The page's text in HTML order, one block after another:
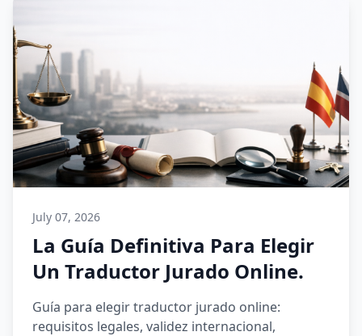
July 07, 2026
La Guía Definitiva Para Elegir
Un Traductor Jurado Online.
Guía para elegir traductor jurado online:
requisitos legales, validez internacional,